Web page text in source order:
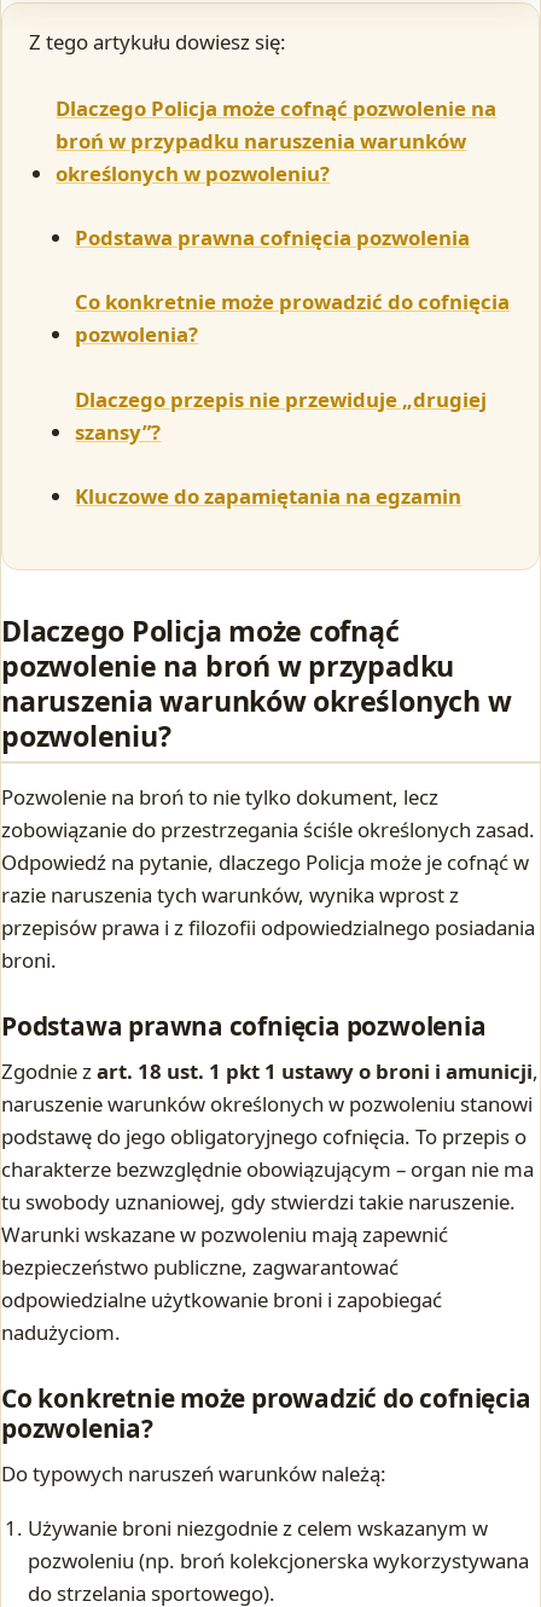
Z tego artykułu dowiesz się:
Dlaczego Policja może cofnąć pozwolenie na
broń w przypadku naruszenia warunków
określonych w pozwoleniu?
Podstawa prawna cofnięcia pozwolenia
Co konkretnie może prowadzić do cofnięcia
pozwolenia?
Dlaczego przepis nie przewiduje „drugiej
szansy”?
Kluczowe do zapamiętania na egzamin
Dlaczego Policja może cofnąć
pozwolenie na broń w przypadku
naruszenia warunków określonych w
pozwoleniu?
Pozwolenie na broń to nie tylko dokument, lecz
zobowiązanie do przestrzegania ściśle określonych zasad.
Odpowiedź na pytanie, dlaczego Policja może je cofnąć w
razie naruszenia tych warunków, wynika wprost z
przepisów prawa i z filozofii odpowiedzialnego posiadania
broni.
Podstawa prawna cofnięcia pozwolenia
Zgodnie zart. 18 ust. 1 pkt 1 ustawy o broni i amunicji,
naruszenie warunków określonych w pozwoleniu stanowi
podstawę do jego obligatoryjnego cofnięcia. To przepis o
charakterze bezwzględnie obowiązującym – organ nie ma
tu swobody uznaniowej, gdy stwierdzi takie naruszenie.
Warunki wskazane w pozwoleniu mają zapewnić
bezpieczeństwo publiczne, zagwarantować
odpowiedzialne użytkowanie broni i zapobiegać
nadużyciom.
Co konkretnie może prowadzić do cofnięcia
pozwolenia?
Do typowych naruszeń warunków należą:
Używanie broni niezgodnie z celem wskazanym w
pozwoleniu (np. broń kolekcjonerska wykorzystywana
do strzelania sportowego).